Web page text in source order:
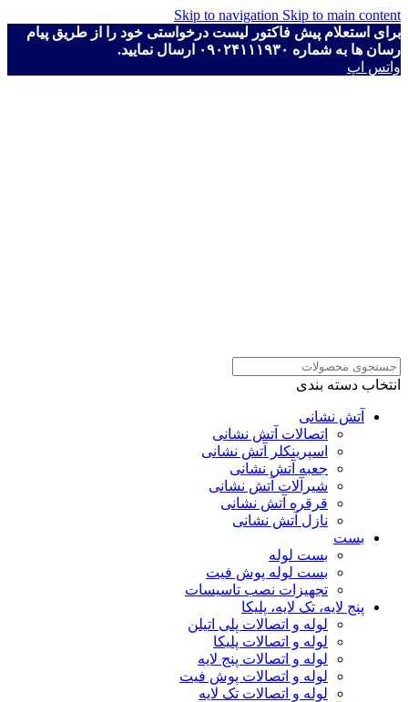
Skip to navigation Skip to main content
برای استعلام پیش فاکتور لیست درخواستی خود را از طریق پیام
رسان ها به شماره ۰۹۰۲۴۱۱۱۹۳۰ ارسال نمایید.
واتس اپ
انتخاب دسته بندی
آتش نشانی
اتصالات آتش نشانی
اسپرینکلر آتش نشانی
جعبه آتش نشانی
شیرآلات آتش نشانی
قرقره آتش نشانی
نازل آتش نشانی
بست
بست لوله
بست لوله پوش فیت
تجهیزات نصب تاسیسات
پنج لایه، تک لایه، پلیکا
لوله و اتصالات پلی اتیلن
لوله و اتصالات پلیکا
لوله و اتصالات پنج لایه
لوله و اتصالات پوش فیت
لوله و اتصالات تک لایه